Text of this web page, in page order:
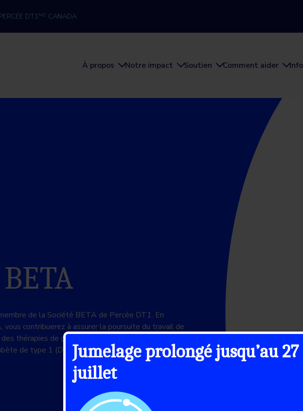
DT1MC CANADA
À propos
Notre impact Soutien Comment aider
de la Société BETA de Percée DT1. En
vous contribuerez à assurer la poursuite du travail de
thérapies de guérison soient trouvées. Nous
de type 1 (DT1).Jumelage prolongé jusqu’au 27
juillet